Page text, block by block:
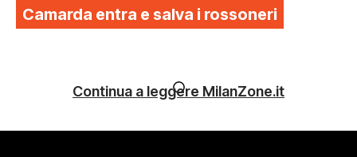
Camarda entra e salva i rossoneri
Continua a leggere MilanZone.it